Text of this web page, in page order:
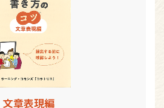
文章表現編